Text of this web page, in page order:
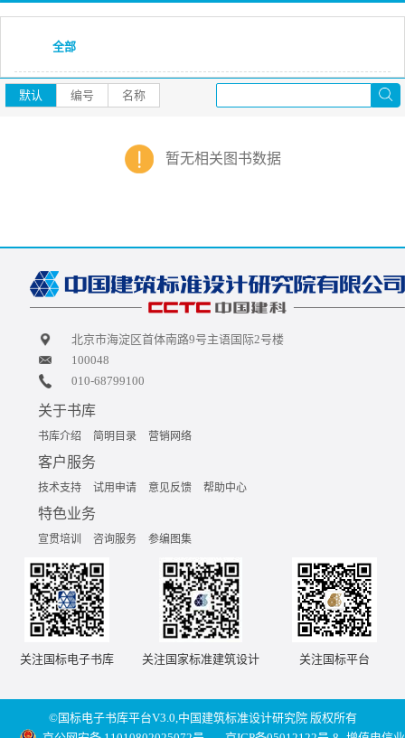
全部
默认 编号 名称
暂无相关图书数据
北京市海淀区首体南路9号主语国际2号楼
100048
010-68799100
关于书库
书库介绍 简明目录 营销网络
客户服务
技术支持 试用申请 意见反馈 帮助中心
特色业务
宣贯培训 咨询服务 参编图集
关注国标电子书库 关注国家标准建筑设计 关注国标平台
©国标电子书库平台V3.0,中国建筑标准设计研究院 版权所有